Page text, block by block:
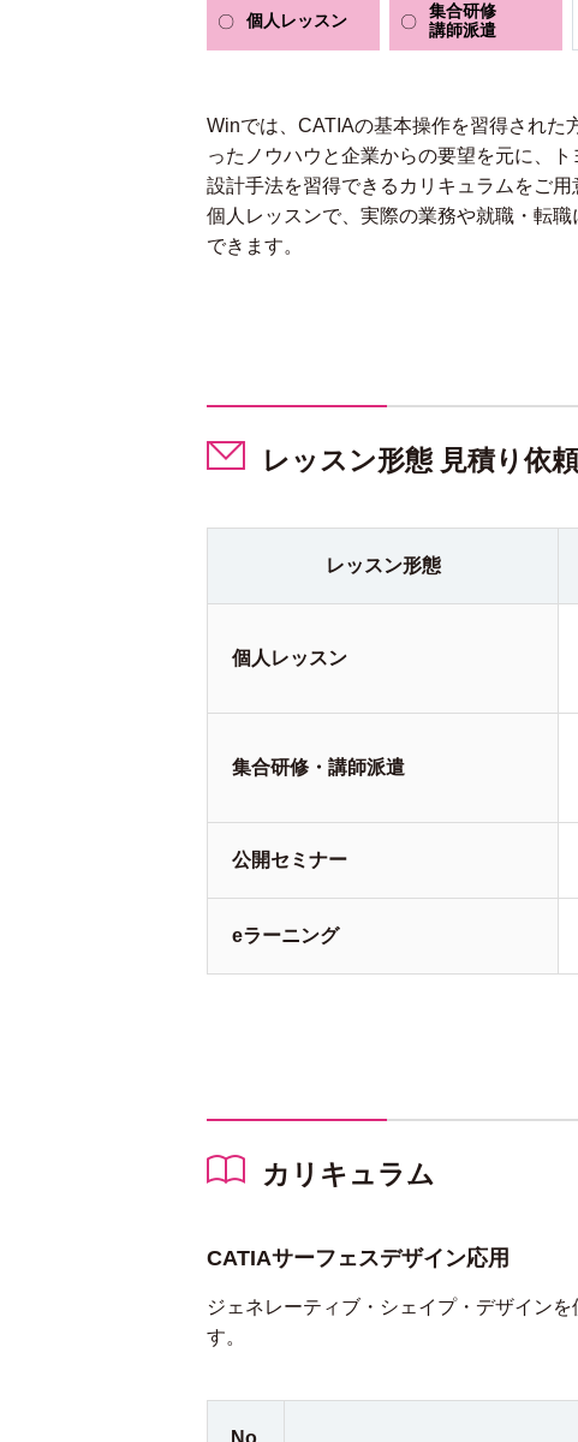
個人 レッスン
集合研修
講師派遣
Winでは、CATIAの基本操作を習得された
ったノウハウと企業からの要望を元に、
設計手法を習得できるカリキュラムをご
個人レッスンで、実際の業務や就職・転
できます。
レッスン形態 見積り依
レッスン形態
個人 レッスン
集合研修・ 講師派遣
公開セミナー
eラーニング
カリキュラム
CATIAサーフェスデザイン応用
ジェネレーティブ・シェイプ・デザイン
す。